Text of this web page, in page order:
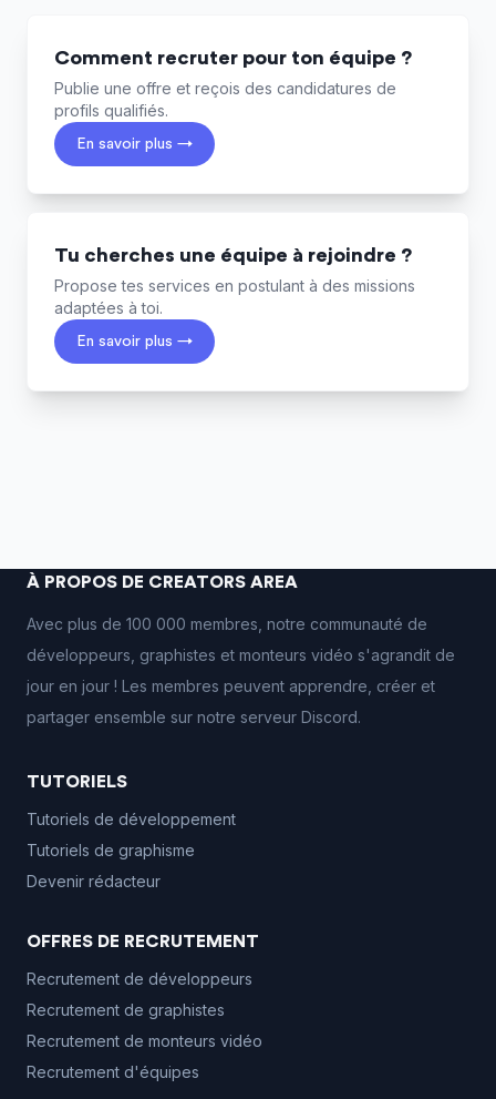
Comment recruter pour ton équipe ?
Publie une offre et reçois des candidatures de
profils qualifiés.
En savoir plus →
Tu cherches une équipe à rejoindre ?
Propose tes services en postulant à des missions
adaptées à toi.
En savoir plus →
À PROPOS DE CREATORS AREA
Avec plus de 100 000 membres, notre communauté de
développeurs, graphistes et monteurs vidéo s'agrandit de
jour en jour ! Les membres peuvent apprendre, créer et
partager ensemble sur notre serveur Discord.
TUTORIELS
Tutoriels de développement
Tutoriels de graphisme
Devenir rédacteur
OFFRES DE RECRUTEMENT
Recrutement de développeurs
Recrutement de graphistes
Recrutement de monteurs vidéo
Recrutement d'équipes